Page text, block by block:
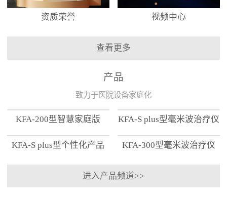
资质荣誉 视频中心
查看更多
产品
致力于医院设备家庭化
KFA-200型智慧家庭版 KFA-S plus型毫米波治疗仪
KFA-S plus型个性化产品
KFA-300型毫米波治疗仪
进入产品频道>>